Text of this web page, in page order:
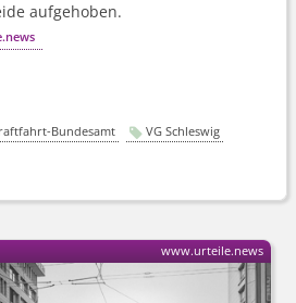
aufgehoben.
Bundesamt
VG Schleswig
www.urteile.news